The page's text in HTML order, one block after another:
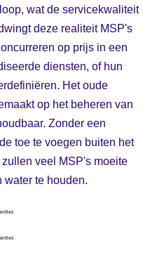
wat de servicekwaliteit
deze realiteit MSP's
op prijs in een
diensten, of hun
Het oude
op het beheren van
Zonder een
toe te voegen buiten het
veel MSP's moeite
water te houden.